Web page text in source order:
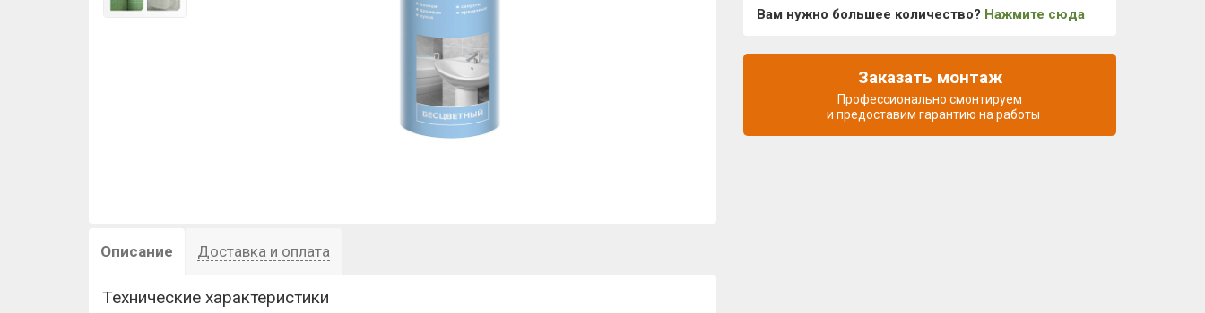
Описание Доставка и оплата
Технические характеристики
Вам нужно большее количество? Нажмите сюда
Заказать монтаж
Профессионально смонтируем
и предоставим гарантию на работы